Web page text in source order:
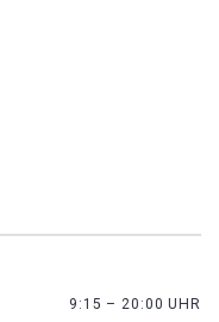
9:15 – 20:00 UHR